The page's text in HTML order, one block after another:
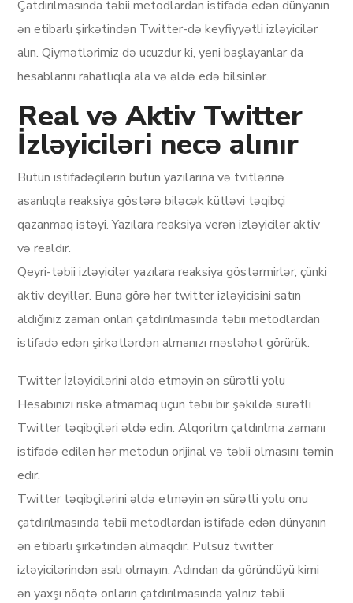
Çatdırılmasında təbii metodlardan istifadə edən dünyanın
ən etibarlı şirkətindən Twitter-də keyfiyyətli izləyicilər
alın. Qiymətlərimiz də ucuzdur ki, yeni başlayanlar da
hesablarını rahatlıqla ala və əldə edə bilsinlər.
Real və Aktiv Twitter
İzləyiciləri necə alınır
Bütün istifadəçilərin bütün yazılarına və tvitlərinə
asanlıqla reaksiya göstərə biləcək kütləvi təqibçi
qazanmaq istəyi. Yazılara reaksiya verən izləyicilər aktiv
və realdır.
Qeyri-təbii izləyicilər yazılara reaksiya göstərmirlər, çünki
aktiv deyillər. Buna görə hər twitter izləyicisini satın
aldığınız zaman onları çatdırılmasında təbii metodlardan
istifadə edən şirkətlərdən almanızı məsləhət görürük.
Twitter İzləyicilərini əldə etməyin ən sürətli yolu
Hesabınızı riskə atmamaq üçün təbii bir şəkildə sürətli
Twitter təqibçiləri əldə edin. Alqoritm çatdırılma zamanı
istifadə edilən hər metodun orijinal və təbii olmasını təmin
edir.
Twitter təqibçilərini əldə etməyin ən sürətli yolu onu
çatdırılmasında təbii metodlardan istifadə edən dünyanın
ən etibarlı şirkətindən almaqdır. Pulsuz twitter
izləyicilərindən asılı olmayın. Adından da göründüyü kimi
ən yaxşı nöqtə onların çatdırılmasında yalnız təbii